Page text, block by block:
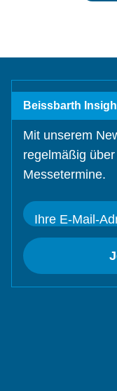
Beissbarth
Mit unserem
regelmäßig
Messetermine.
Ihre E-Mail-